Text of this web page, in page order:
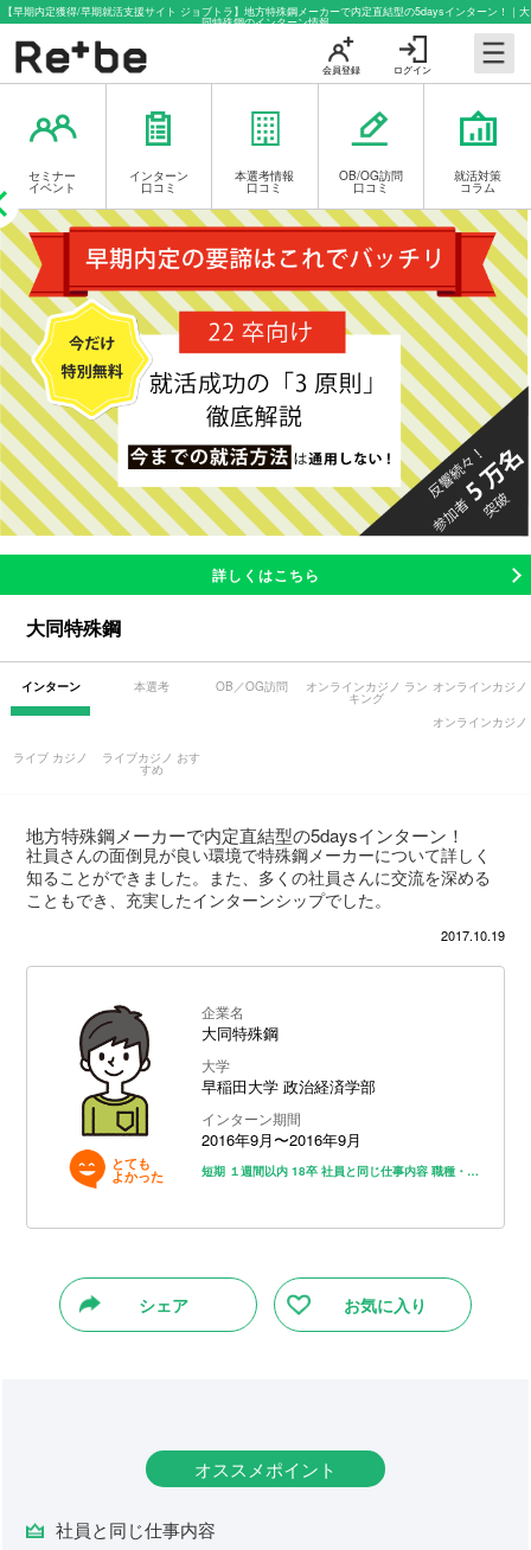
【早期内定獲得/早期就活支援サイト ジョブトラ】地方特殊鋼メーカーで内定直結型の5daysインターン！｜大
同特殊鋼のインターン情報
ログイン
会員登録
セミナー
イベント
インターン
口コミ
本選考情報
口コミ
OB/OG訪問
口コミ
就活対策
コラム
詳しくはこちら
大同特殊鋼
インターン 本選考 OB／OG訪問 オンラインカジノ ラン
キング
オンラインカジノ
オンラインカジノ
ライブ カジノ ライブカジノ おす
すめ
地方特殊鋼メーカーで内定直結型の5daysインターン！
社員さんの面倒見が良い環境で特殊鋼メーカーについて詳しく
知ることができました。また、多くの社員さんに交流を深める
こともでき、充実したインターンシップでした。
2017.10.19
とても
よかった
企業名
大同特殊鋼
大学
早稲田大学 政治経済学部
インターン期間
2016年9月〜2016年9月
短期 １週間以内 18卒 社員と同じ仕事内容 職種・業種への理解
シェア お気に入り
オススメポイント
社員と同じ仕事内容